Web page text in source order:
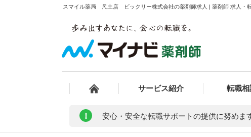
スマイル薬局 尺土店 ビックリー株式会社の薬剤師求人 | 薬剤師 求人・転
サービス紹介 転職相
! 安心・安全な転職サポートの提供に努めま